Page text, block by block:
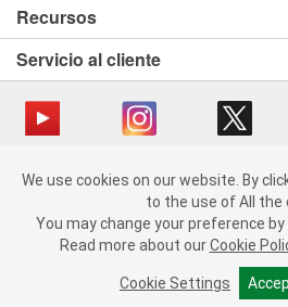
By clicking "Accept", you consent to
You may change your preference
Read more about our Cookie
Cookie Settings
We use cookies on our website. By
to the use of All the
You may change your preference
Read more about our Cookie
Cookie Settings
Recursos
Servicio al cliente
Copyright © 2008-2026 O’Reilly Auto Parts v
Política de privacidad
Ley de transparencia
de California